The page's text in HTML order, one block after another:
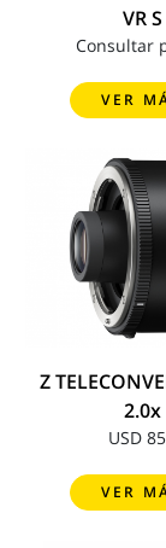
VR S
Consultar
VER
Z
2.0x
USD
VER